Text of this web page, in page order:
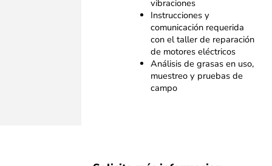
vibraciones
Instrucciones y
comunicación requerida
con el taller de reparación
de motores eléctricos
Análisis de grasas en uso,
muestreo y pruebas de
campo